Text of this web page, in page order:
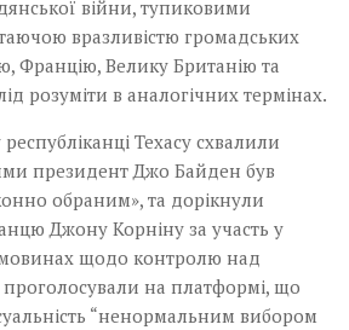
війни, тупиковими
вразливістю громадських
Францію, Велику Британію та
розуміти в аналогічних термінах.
Техасу схвалили
президент Джо Байден був
обраним», та дорікнули
Джону Корніну за участь у
щодо контролю над
на платформі, що
“ненормальним вибором